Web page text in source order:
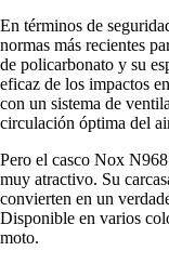
En términos de
normas más recientes
de policarbonato y su
eficaz de los impactos
con un sistema de
circulación óptima del
Pero el casco Nox
muy atractivo. Su
convierten en un
Disponible en varios
moto.